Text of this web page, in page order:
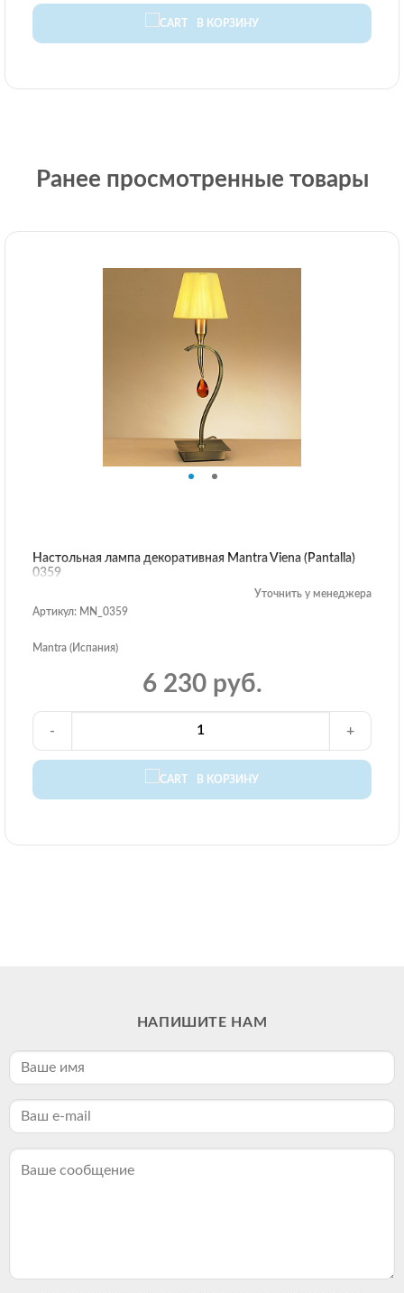
В КОРЗИНУ
Ранее просмотренные товары
Настольная лампа декоративная Mantra Viena (Pantalla)
0359
Уточнить у менеджера
Артикул: MN_0359
Mantra (Испания)
6 230 руб.
В КОРЗИНУ
- +
НАПИШИТЕ НАМ